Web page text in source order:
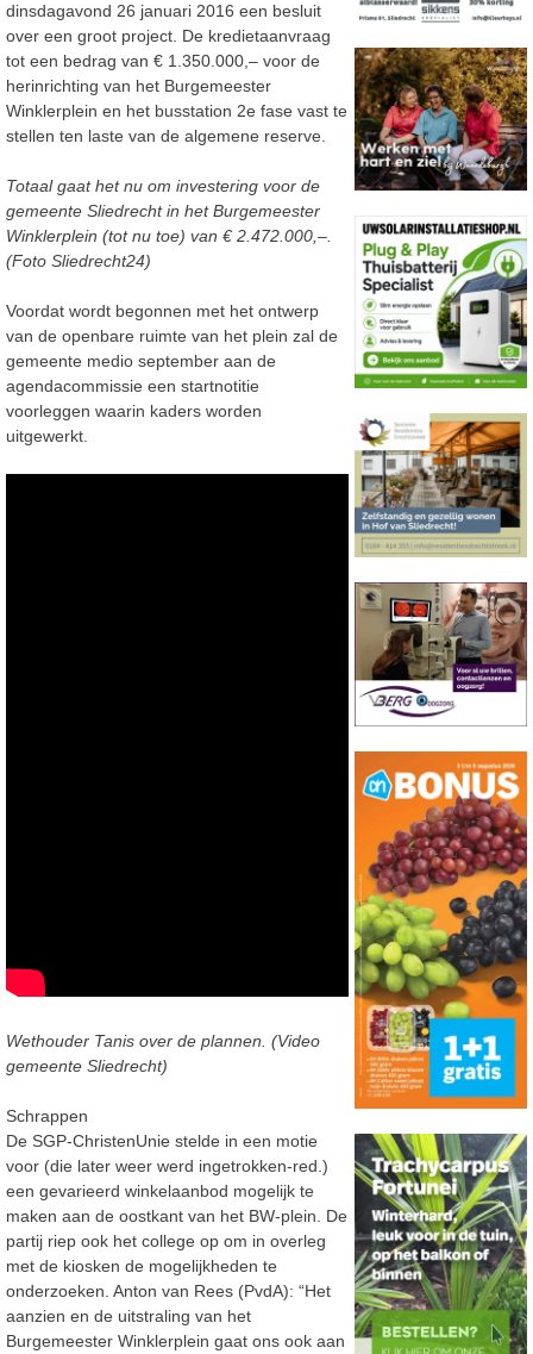
dinsdagavond 26 januari 2016 een besluit
over een groot project. De kredietaanvraag
tot een bedrag van € 1.350.000,– voor de
herinrichting van het Burgemeester
Winklerplein en het busstation 2e fase vast te
stellen ten laste van de algemene reserve.
Totaal gaat het nu om investering voor de
gemeente Sliedrecht in het Burgemeester
Winklerplein (tot nu toe) van € 2.472.000,–.
(Foto Sliedrecht24)
Voordat wordt begonnen met het ontwerp
van de openbare ruimte van het plein zal de
gemeente medio september aan de
agendacommissie een startnotitie
voorleggen waarin kaders worden
uitgewerkt.
Wethouder Tanis over de plannen. (Video
gemeente Sliedrecht)
Schrappen
De SGP-ChristenUnie stelde in een motie
voor (die later weer werd ingetrokken-red.)
een gevarieerd winkelaanbod mogelijk te
maken aan de oostkant van het BW-plein. De
partij riep ook het college op om in overleg
met de kiosken de mogelijkheden te
onderzoeken. Anton van Rees (PvdA): “Het
aanzien en de uitstraling van het
Burgemeester Winklerplein gaat ons ook aan